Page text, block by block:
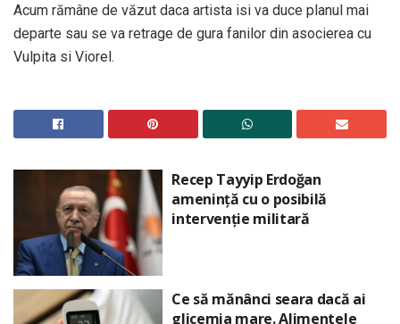
Acum rămâne de văzut daca artista isi va duce planul mai
departe sau se va retrage de gura fanilor din asocierea cu
Vulpita si Viorel.
Recep Tayyip Erdoğan
amenință cu o posibilă
intervenție militară
Ce să mănânci seara dacă ai
glicemia mare. Alimentele